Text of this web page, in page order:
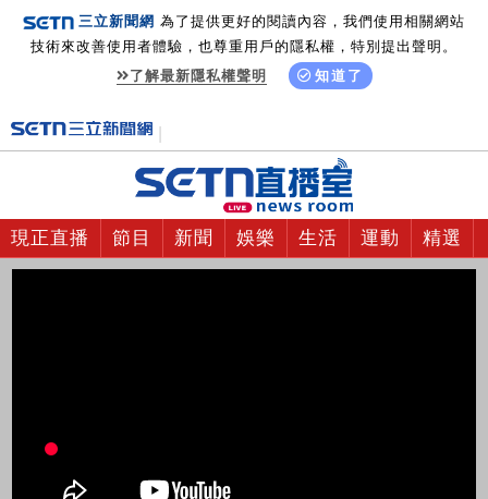
三立新聞網 為了提供更好的閱讀內容，我們使用相關網站
技術來改善使用者體驗，也尊重用戶的隱私權，特別提出聲明。
了解最新隱私權聲明
知道了
現正直播 節目 新聞 娛樂 生活 運動 精選